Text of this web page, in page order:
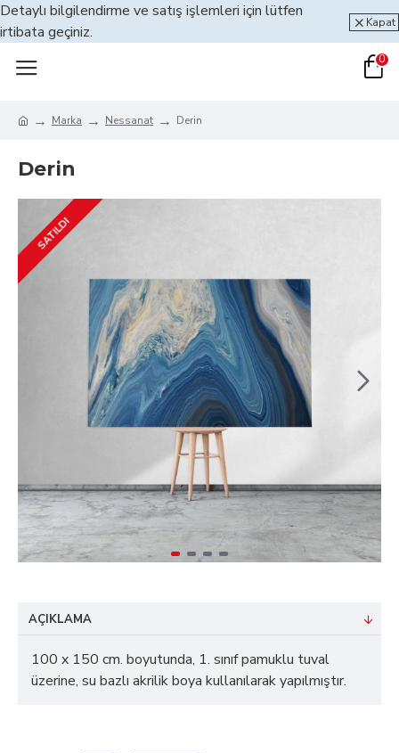
Detaylı bilgilendirme ve satış işlemleri için lütfen
irtibata geçiniz.
Kapat
0
Marka Nessanat Derin
Derin
SATILDI
AÇIKLAMA
100 x 150 cm. boyutunda, 1. sınıf pamuklu tuval
üzerine, su bazlı akrilik boya kullanılarak yapılmıştır.